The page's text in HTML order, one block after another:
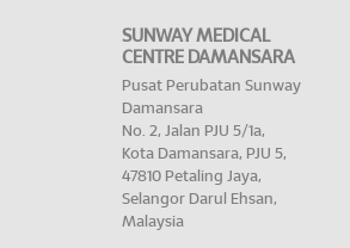
SUNWAY MEDICAL
CENTRE DAMANSARA
Pusat Perubatan Sunway
Damansara
No. 2, Jalan PJU 5/1a,
Kota Damansara, PJU 5,
47810 Petaling Jaya,
Selangor Darul Ehsan,
Malaysia